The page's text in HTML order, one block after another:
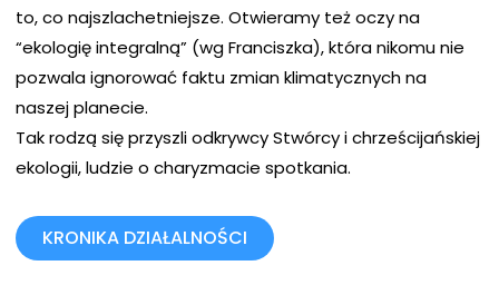
to, co najszlachetniejsze. Otwieramy też oczy na
“ekologię integralną” (wg Franciszka), która nikomu nie
pozwala ignorować faktu zmian klimatycznych na
naszej planecie.
Tak rodzą się przyszli odkrywcy Stwórcy i chrześcijańskiej
ekologii, ludzie o charyzmacie spotkania.
KRONIKA DZIAŁALNOŚCI